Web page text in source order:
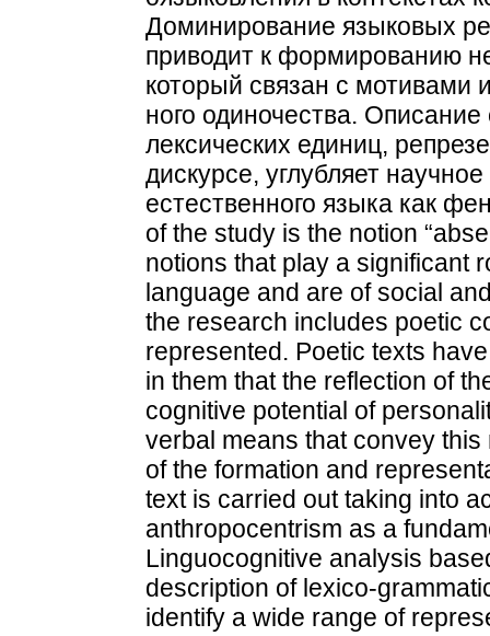
Доминирование языковых
приводит к формированию
который связан с мотивами
ного одиночества.
лексических единиц,
дискурсе, углубляет
естественного языка как
of the study is the notion
notions that play a significant
language and are of social
the research includes poetic
represented. Poetic texts
in them that the reflection of
cognitive potential of
verbal means that convey
of the formation and
text is carried out taking into
anthropocentrism as a
Linguocognitive analysis
description of lexico-
identify a wide range of